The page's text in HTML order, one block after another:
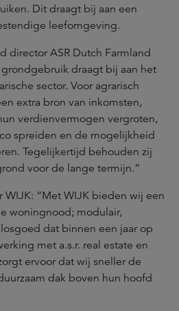
Dit draagt bij aan een
leefomgeving.
director ASR Dutch Farmland
draagt bij aan het
sector. Voor agrarisch
extra bron van inkomsten,
verdienvermogen vergroten,
spreiden en de mogelijkheid
Tegelijkertijd behouden zij
voor de lange termijn.”
WIJK: “Met WIJK bieden wij een
woningnood; modulair,
dat binnen een jaar op
met a.s.r. real estate en
ervoor dat wij sneller de
dak boven hun hoofd